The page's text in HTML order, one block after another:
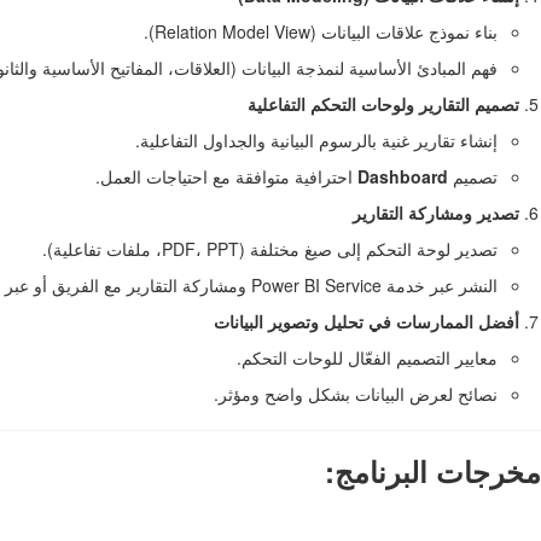
بناء نموذج علاقات البيانات (Relation Model View).
فهم المبادئ الأساسية لنمذجة البيانات (العلاقات، المفاتيح الأساسية
تصميم التقارير ولوحات التحكم التفاعلية
إنشاء تقارير غنية بالرسوم البيانية والجداول التفاعلية.
تصميم Dashboard احترافية متوافقة مع احتياجات العمل.
تصدير ومشاركة التقارير
تصدير لوحة التحكم إلى صيغ مختلفة (PDF، PPT، ملفات تفاعلية).
النشر عبر خدمة Power BI Service ومشاركة التقارير مع الفريق أو عبر الإنترنت.
أفضل الممارسات في تحليل وتصوير البيانات
معايير التصميم الفعّال للوحات التحكم.
نصائح لعرض البيانات بشكل واضح ومؤثر.
مخرجات البرنامج: